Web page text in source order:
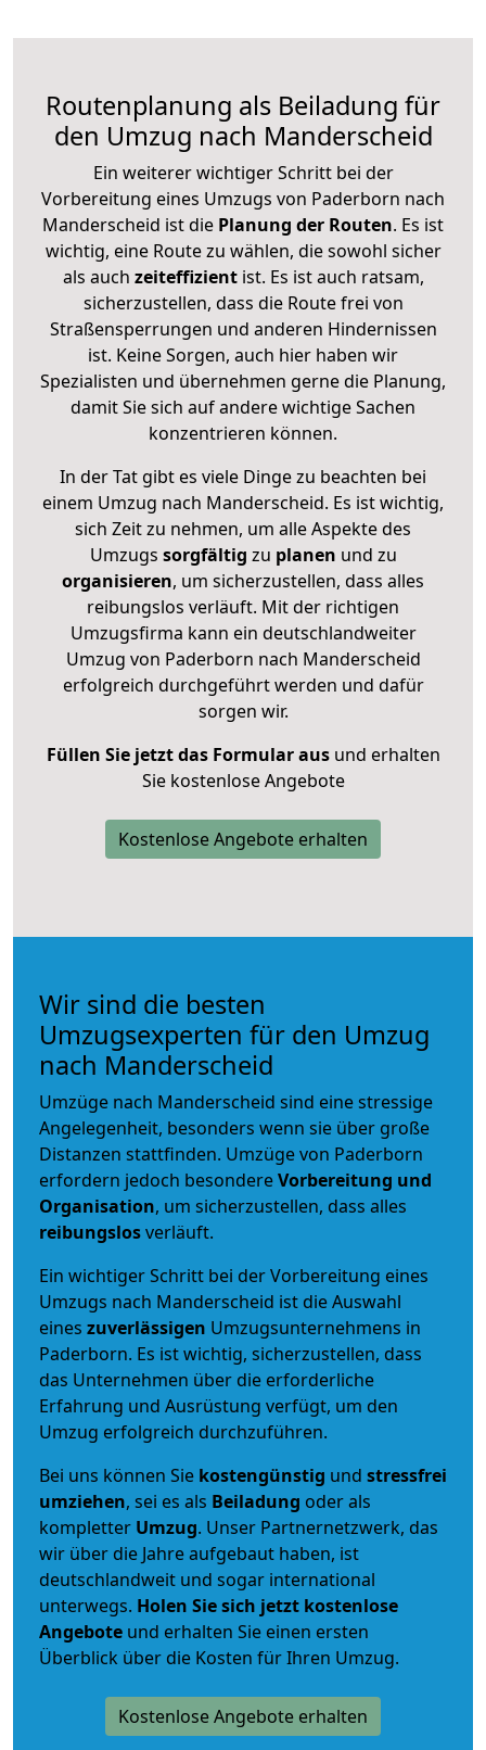
Routenplanung als Beiladung für
den Umzug nach Manderscheid
Ein weiterer wichtiger Schritt bei der
Vorbereitung eines Umzugs von Paderborn nach
Manderscheid ist die Planung der Routen. Es ist
wichtig, eine Route zu wählen, die sowohl sicher
als auch zeiteffizientist. Es ist auch ratsam,
sicherzustellen, dass die Route frei von
Straßensperrungen und anderen Hindernissen
ist. Keine Sorgen, auch hier haben wir
Spezialisten und übernehmen gerne die Planung,
damit Sie sich auf andere wichtige Sachen
konzentrieren können.
In der Tat gibt es viele Dinge zu beachten bei
einem Umzug nach Manderscheid. Es ist wichtig,
sich Zeit zu nehmen, um alle Aspekte des
Umzugs sorgfältig zu planen und zu
organisieren, um sicherzustellen, dass alles
reibungslos verläuft. Mit der richtigen
Umzugsfirma kann ein deutschlandweiter
Umzug von Paderborn nach Manderscheid
erfolgreich durchgeführt werden und dafür
sorgen wir.
Füllen Sie jetzt das Formular ausund erhalten
Sie kostenlose Angebote
Kostenlose Angebote erhalten
Wir sind die besten
Umzugsexperten für den Umzug
nach Manderscheid
Umzüge nach Manderscheid sind eine stressige
Angelegenheit, besonders wenn sie über große
Distanzen stattfinden. Umzüge von Paderborn
erfordern jedoch besondereVorbereitung und
Organisation, um sicherzustellen, dass alles
reibungslosverläuft.
Ein wichtiger Schritt bei der Vorbereitung eines
Umzugs nach Manderscheid ist die Auswahl
eines zuverlässigen Umzugsunternehmens in
Paderborn. Es ist wichtig, sicherzustellen, dass
das Unternehmen über die erforderliche
Erfahrung und Ausrüstung verfügt, um den
Umzug erfolgreich durchzuführen.
Bei uns können Sie kostengünstig und stressfrei
umziehen, sei es als Beiladung oder als
kompletter Umzug. Unser Partnernetzwerk, das
wir über die Jahre aufgebaut haben, ist
deutschlandweit und sogar international
unterwegs. Holen Sie sich jetzt kostenlose
Angebote und erhalten Sie einen ersten
Überblick über die Kosten für Ihren Umzug.
Kostenlose Angebote erhalten